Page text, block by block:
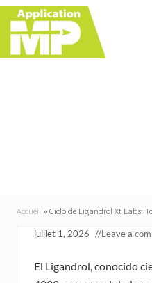
Menu
Skip
right
header
Skip
main
content
Skip
primary
sidebar
Skip
footer
Accueil » Ciclo de Ligandrol Xt Labs:
juillet 1, 2026 //Leave a
El Ligandrol, conocido